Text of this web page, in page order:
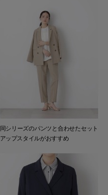
同シリーズのパンツと合わせたセット
アップスタイルがおすすめ